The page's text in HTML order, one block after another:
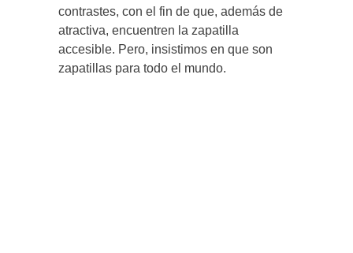
contrastes, con el fin de que, además de
atractiva, encuentren la zapatilla
accesible. Pero, insistimos en que son
zapatillas para todo el mundo.